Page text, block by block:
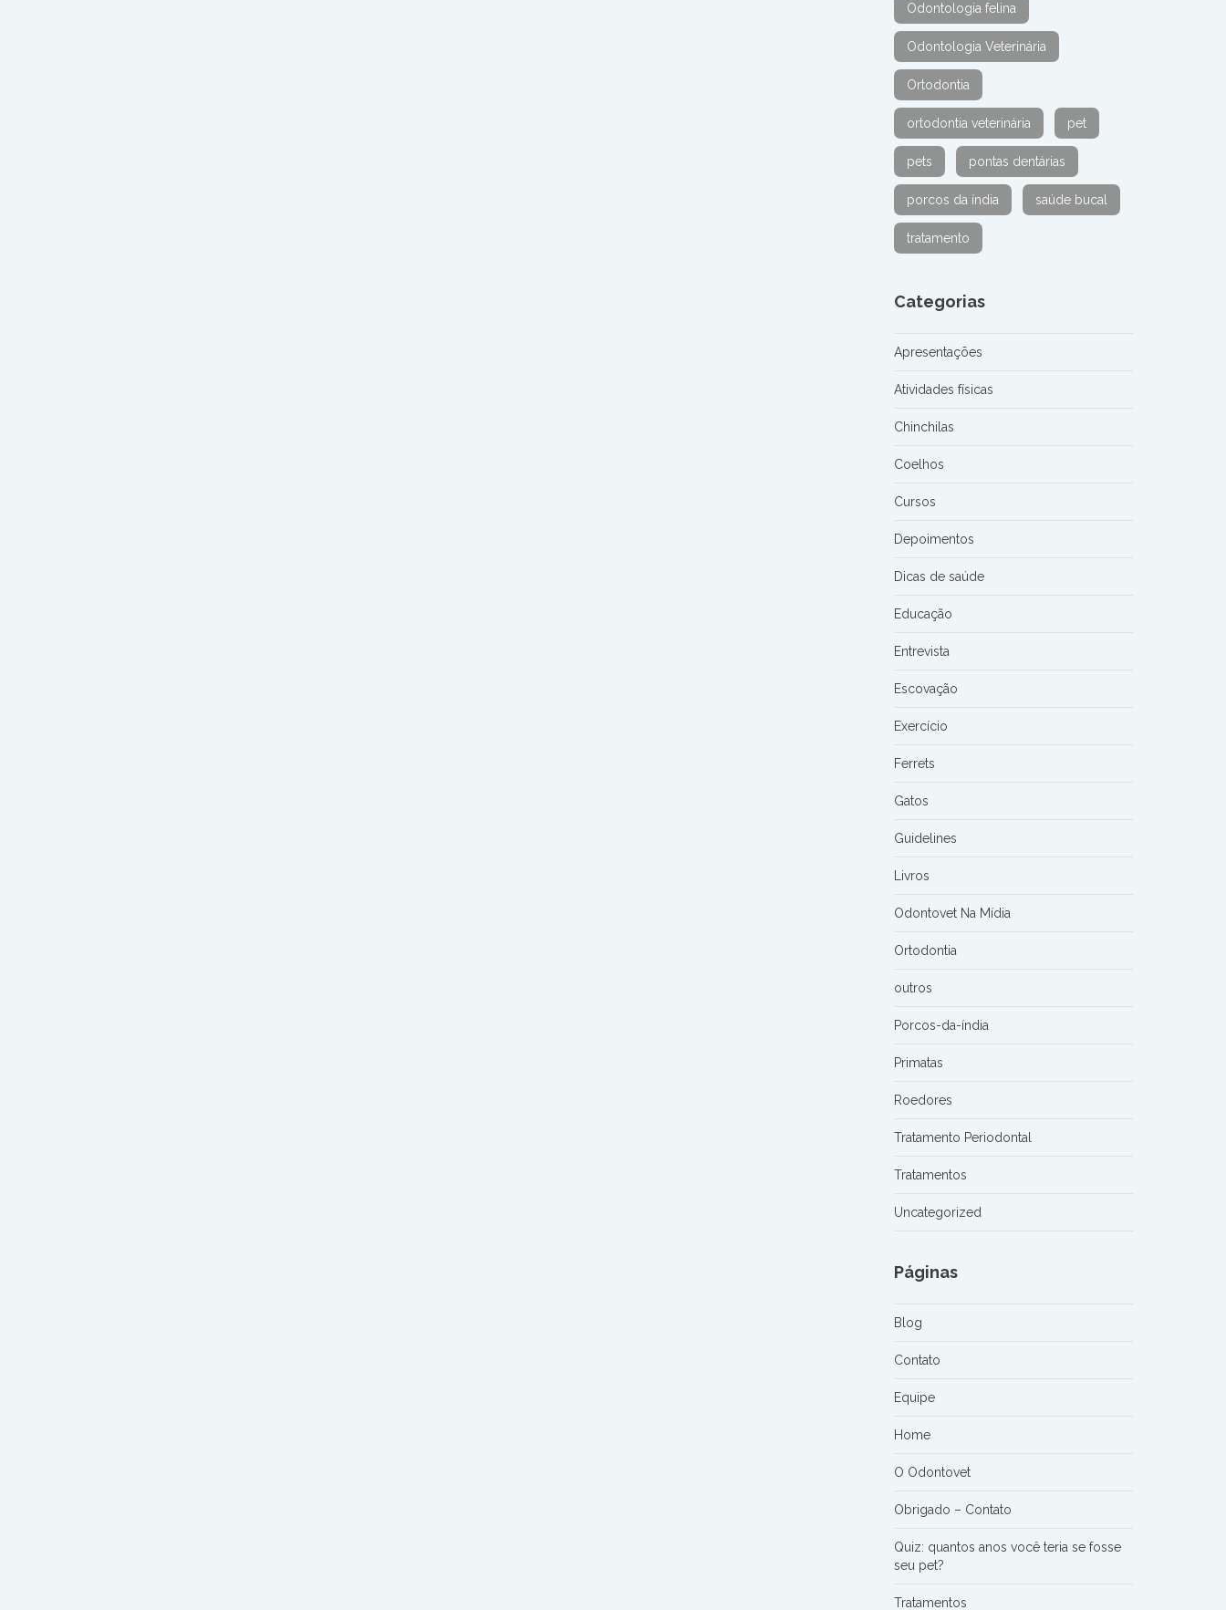
Odontologia felina
Odontologia Veterinária
Ortodontia
ortodontia veterinária pet
pets pontas dentárias
porcos da índia saúde bucal
tratamento
Categorias
Apresentações
Atividades físicas
Chinchilas
Coelhos
Cursos
Depoimentos
Dicas de saúde
Educação
Entrevista
Escovação
Exercício
Ferrets
Gatos
Guidelines
Livros
Odontovet Na Mídia
Ortodontia
outros
Porcos-da-índia
Primatas
Roedores
Tratamento Periodontal
Tratamentos
Uncategorized
Páginas
Blog
Contato
Equipe
Home
O Odontovet
Obrigado – Contato
Quiz: quantos anos você teria se fosse
seu pet?
Tratamentos